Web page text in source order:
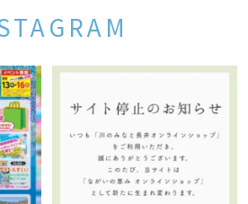
のみな
します
ショップ」をご利用いただき、誠にあ
15 0